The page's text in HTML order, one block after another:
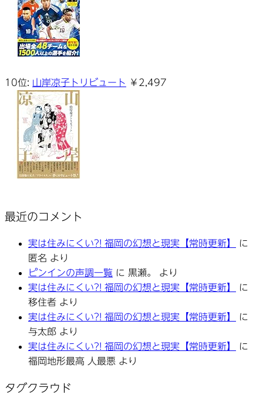
10位: 山岸凉子トリビュート ￥2,497
最近のコメント
実は住みにくい?! 福岡の幻想と現実【常時更新】
に
匿名 より
ピンインの声調一覧 に 黒瀬。
より
実は住みにくい?! 福岡の幻想と現実【常時更新】
に
移住者 より
実は住みにくい?! 福岡の幻想と現実【常時更新】
に
与太郎 より
実は住みにくい?! 福岡の幻想と現実【常時更新】
に
福岡地形最高 人最悪 より
タグクラウド